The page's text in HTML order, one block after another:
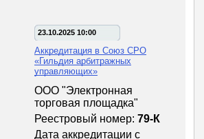
23.10.2025 10:00
Аккредитация в Союз СРО
«Гильдия арбитражных
управляющих»
ООО "Электронная
торговая площадка"
Реестровый номер: 79-К
Дата аккредитации с